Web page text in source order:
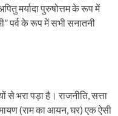
मर्यादा पुरुषोत्तम के रूप में
पर्व के रूप में सभी सनातनी
भरा पड़ा है। राजनीति, सत्ता
(राम का आयन, घर) एक ऐसी